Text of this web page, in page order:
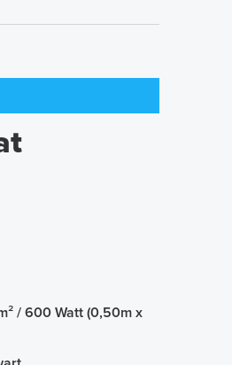
/ 600 Watt (0,50m x